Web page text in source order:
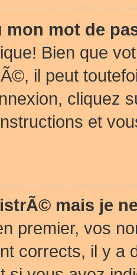
mot de
Bien que
il peut
cliquez
et
mais je
premier, vos
corrects, il y a